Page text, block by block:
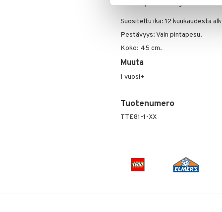
Maksimipaino: 30 kg.
Suositeltu ikä: 12 kuukaudesta
Pestävyys: Vain pintapesu.
Koko: 45 cm.
Muuta
1 vuosi+
Tuotenumero
TTE81-1-XX